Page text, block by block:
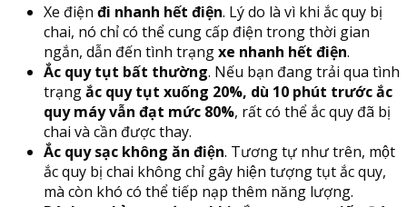
Xe điện đi nhanh hết điện. Lý do là vì khi ắc quy bị
chai, nó chỉ có thể cung cấp điện trong thời gian
ngắn, dẫn đến tình trạngxe nhanh hết điện.
Ắc quy tụt bất thường. Nếu bạn đang trải qua tình
trạngắc quy tụt xuống 20%, dù 10 phút trước ắc
quy máy vẫn đạt mức 80%, rất có thể ắc quy đã bị
chai và cần được thay.
Ắc quy sạc không ăn điện. Tương tự như trên, một
ắc quy bị chai không chỉ gây hiện tượng tụt ắc quy,
mà còn khó có thể tiếp nạp thêm năng lượng.